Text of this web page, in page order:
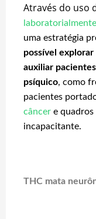
Através do uso
uma estratégia
possível
auxiliar
psíquico, como
pacientes
câncer e quadros
incapacitante.
THC mata